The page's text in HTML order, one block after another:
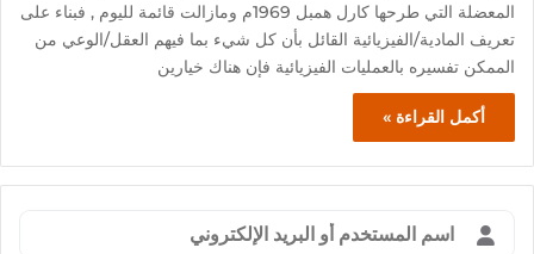
المعضلة التي طرحها كارل همبل 1969م ومازالت قائمة لليوم , فبناء على
تعريف المادية/الفيزيائية القائل بأن كل شيء بما فيهم العقل/الوعي من
الممكن تفسيره بالعمليات الفيزيائية فإن هناك خيارين
أكمل القراءة »